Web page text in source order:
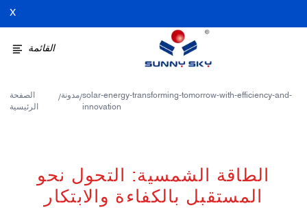
X
القائمة
الصفحة
الرئيسية
/مدونة/solar-energy-transforming-tomorrow-with-efficiency-and-
innovation
الطاقة الشمسية: التحول نحو
المستقبل بالكفاءة والابتكار